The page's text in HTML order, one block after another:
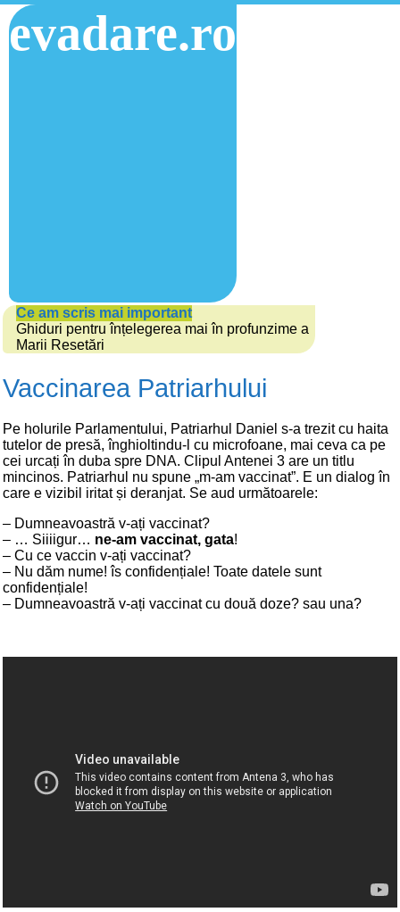
evadare.ro
Ce am scris mai important
Ghiduri pentru înțelegerea mai în profunzime a
Marii Resetări
Vaccinarea Patriarhului
Pe holurile Parlamentului, Patriarhul Daniel s-a trezit cu haita
tutelor de presă, înghioltindu-l cu microfoane, mai ceva ca pe
cei urcați în duba spre DNA. Clipul Antenei 3 are un titlu
mincinos. Patriarhul nu spune „m-am vaccinat”. E un dialog în
care e vizibil iritat și deranjat. Se aud următoarele:
– Dumneavoastră v-ați vaccinat?
– … Siiiigur… ne-am vaccinat, gata!
– Cu ce vaccin v-ați vaccinat?
– Nu dăm nume! îs confidențiale! Toate datele sunt
confidențiale!
– Dumneavoastră v-ați vaccinat cu două doze? sau una?